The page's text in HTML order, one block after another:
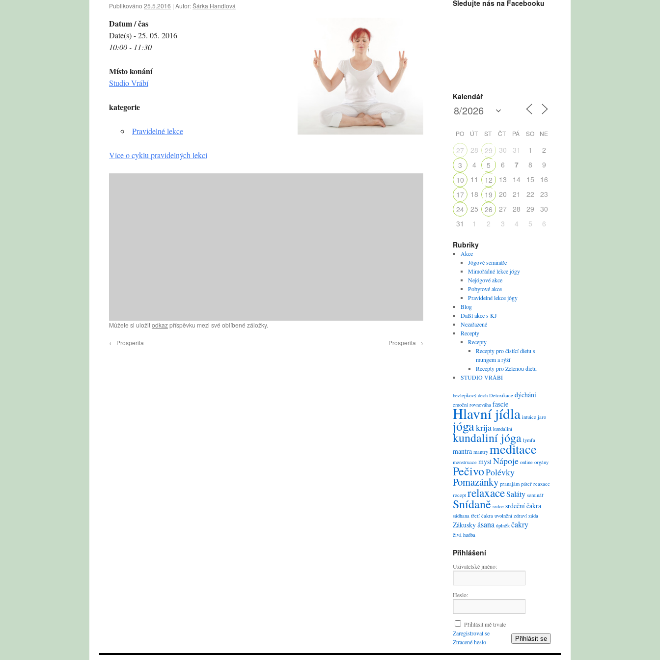
Publikováno 25.5.2016 | Autor:Šárka Handlová
Datum / čas
Date(s) - 25. 05. 2016
10:00 - 11:30
Místo konání
Studio Vrábí
kategorie
Pravidelné lekce
Více o cyklu pravidelných lekcí
Můžete si uložitodkazpříspěvku mezi své oblíbené záložky.
← Prosperita Prosperita →
Sledujte nás na Facebooku
Kalendář
PO ÚT ST ČT PÁ SO NE
27 28 29 30 31 1
2
3
4 5 6 7 8
9
10
11 12 13 14 15
16
17
18 19 20 21 22
23
24
25 26 27 28 29
30
31
1 2 3 4 5 6
Rubriky
Akce
Jógové semináře
Mimořádné lekce jógy
Nejógové akce
Pobytové akce
Pravidelné lekce jógy
Blog
Další akce s KJ
Nezařazené
Recepty
Recepty
Recepty pro čistící dietu s
mungem a rýží
Recepty pro Zelenou dietu
STUDIO VRÁBÍ
bezlepkový dech Detoxikace dýchání
emoční rovnováha fascie
Hlavní jídla intuice jaro
jógakrija kundaliní
kundaliní jóga lymfa
mantra mantry meditace
menstruace myslNápoje online orgány
PečivoPolévky
Pomazánky pranajám páteř reaxace
recept relaxaceSaláty seminář
Snídaně srdce srdeční čakra
sádhana třetí čakra uvolnění zdraví záda
Zákuskyásana úplněk čakry
živá hudba
Přihlášení
Uživatelské jméno:
Heslo:
Přihlásit mě trvale
Přihlásit se
Zaregistrovat se
Ztracené heslo